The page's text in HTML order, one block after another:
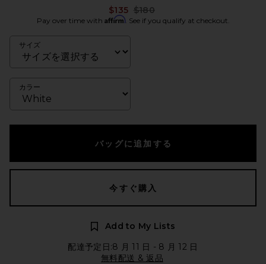
$135 Previous price:
$180
Pay over time with Affirm. See if you qualify at checkout.
サイズ
カラー
バッグに追加する
今すぐ購入
Add to My Lists
配達予定日:8 月 11 日 - 8 月 12 日
無料配送 & 返品